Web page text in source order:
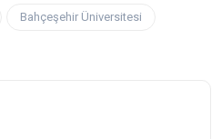
Bahçeşehir Üniversitesi